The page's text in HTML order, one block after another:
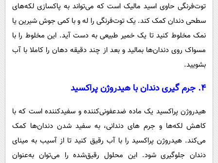
توت‌فرنگی حاوی اسید مالیک است که می‌تواند به پاکسازی لکه‌های
سطحی دندان کمک کند. یک توت‌فرنگی را له و با کمی جوش شیرین یا
نمک مخلوط کنید تا یک خمیر طبیعی به دست آید. این مخلوط را با
مسواک روی دندان‌ها بمالید و بعد از چند دقیقه دهان را کاملا با آب
بشویید.
۴. جرم گیری دندان با هیدروژن پراکسید
هیدروژن پراکسید یک ماده ضدعفونی‌کننده و سفیدکننده است که با
کاهش لکه‌ها و جرم های دندانی، به سفید شدن دندان‌ها کمک
می‌کند. هیدروژن پراکسید را با آب رقیق کنید تا از آسیب به مینای
دندان جلوگیری شود. این محلول رقیق‌شده را می‌توان به‌عنوان